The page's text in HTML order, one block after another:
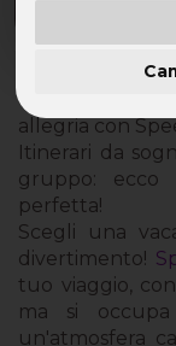
Giochi per
allegria con
Itinerari da
gruppo: ecco
perfetta!
Scegli una
divertimento!
tuo viaggio,
ma si
un'atmosfera